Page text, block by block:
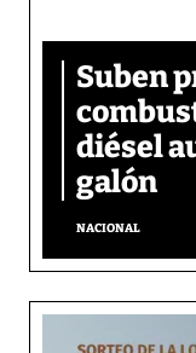
Suben
diésel
galón
NACIONAL